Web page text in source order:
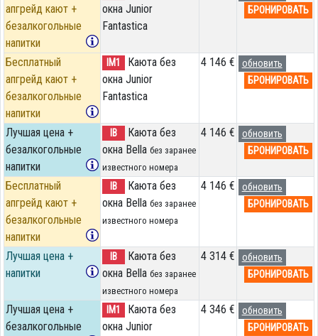
апгрейд кают +
безалкогольные
напитки
окна Junior
Fantastica
БРОНИРОВАТЬ
Бесплатный
апгрейд кают +
безалкогольные
напитки
IM1
Каюта без
окна Junior
Fantastica
4 146 €
обновить
БРОНИРОВАТЬ
Лучшая цена +
безалкогольные
напитки
IB
Каюта без
окна Bella без заранее
известного номера
4 146 €
обновить
БРОНИРОВАТЬ
Бесплатный
апгрейд кают +
безалкогольные
напитки
IB
Каюта без
окна Bella без заранее
известного номера
4 146 €
обновить
БРОНИРОВАТЬ
Лучшая цена +
напитки
IB
Каюта без
окна Bella без заранее
известного номера
4 314 €
обновить
БРОНИРОВАТЬ
Лучшая цена +
безалкогольные
IM1
Каюта без
окна Junior
4 346 €
обновить
БРОНИРОВАТЬ